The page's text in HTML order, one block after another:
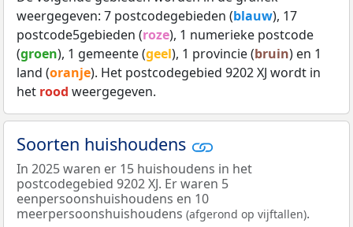
weergegeven: 7 postcodegebieden (blauw), 17
postcode5gebieden (roze), 1 numerieke postcode
(groen), 1 gemeente (geel), 1 provincie (bruin) en 1
land (oranje). Het postcodegebied 9202 XJ wordt in
het rood weergegeven.
Soorten huishoudens
In 2025 waren er 15 huishoudens in het
postcodegebied 9202 XJ. Er waren 5
eenpersoonshuishoudens en 10
meerpersoonshuishoudens (afgerond op vijftallen).